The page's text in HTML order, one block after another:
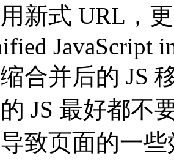
新式 URL，
JavaScript
合并后的 JS
JS 最好都不
致页面的一